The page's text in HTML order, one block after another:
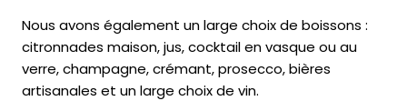
Nous avons également un large choix de boissons :
citronnades maison, jus, cocktail en vasque ou au
verre, champagne, crémant, prosecco, bières
artisanales et un large choix de vin.